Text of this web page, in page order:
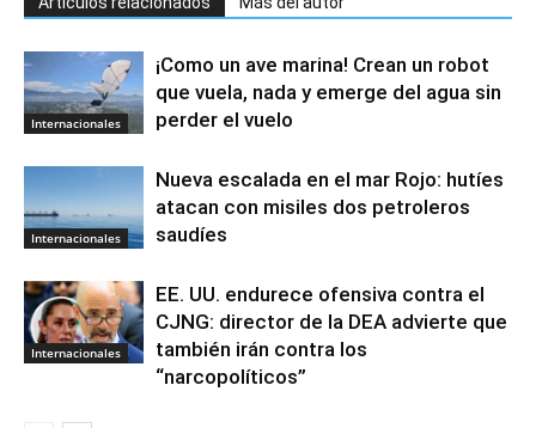
Internacionales
¡Como un ave marina! Crean un robot
que vuela, nada y emerge del agua sin
perder el vuelo
Internacionales
Nueva escalada en el mar Rojo: hutíes
atacan con misiles dos petroleros
saudíes
Internacionales
EE. UU. endurece ofensiva contra el
CJNG: director de la DEA advierte que
también irán contra los
“narcopolíticos”